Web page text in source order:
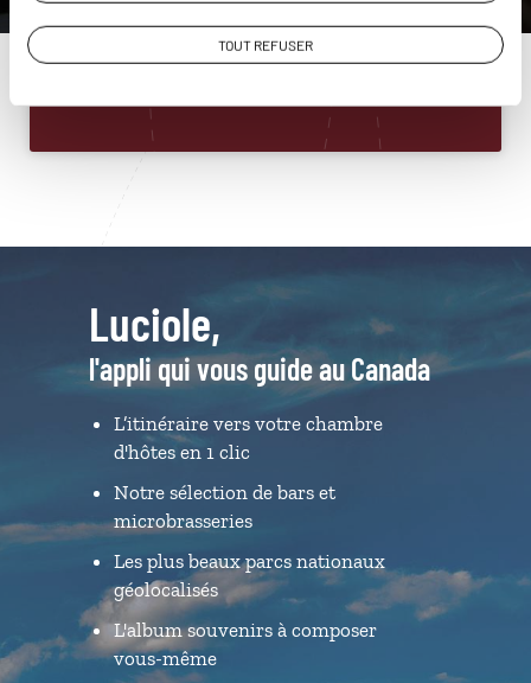
TOUT REFUSER
01 85 08 22 90
Luciole,
l'appli qui vous guide au Canada
L’itinéraire vers votre chambre
d'hôtes en 1 clic
Notre sélection de bars et
microbrasseries
Les plus beaux parcs nationaux
géolocalisés
L'album souvenirs à composer
vous-même